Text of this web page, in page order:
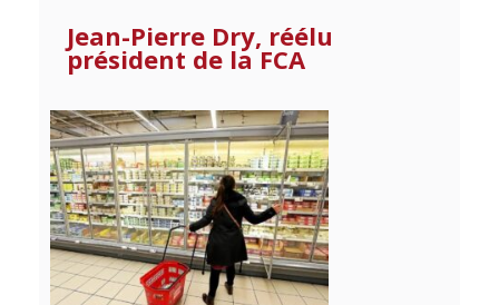
Jean-Pierre Dry, réélu
président de la FCA